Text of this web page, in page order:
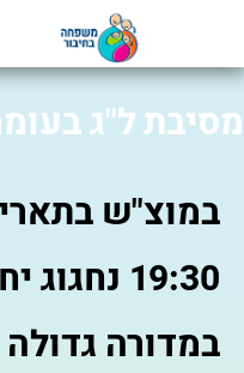
מסיבת ל"ג
19:30
במדורה